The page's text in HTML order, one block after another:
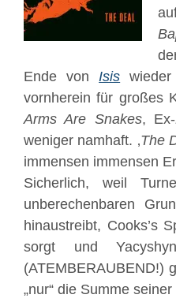
Ende vonIsis
vornherein für großes
Arms Are Snakes, Ex-
weniger namhaft. ‚The
immensen immensen
Sicherlich, weil
unberechenbaren
hinaustreibt, Cooks’s
sorgt und
(ATEMBERAUBEND!)
„nur“ die Summe